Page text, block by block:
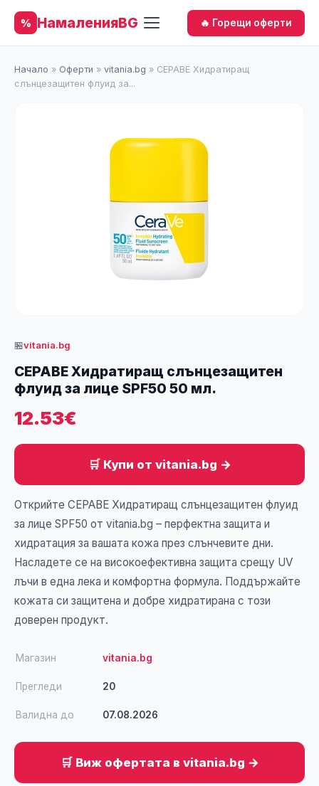
% НамаленияBG 🔥 Горещи оферти
Начало » Оферти » vitania.bg » СЕРАВЕ Хидратиращ
слънцезащитен флуид за...
🏪vitania.bg
СЕРАВЕ Хидратиращ слънцезащитен
флуид за лице SPF50 50 мл.
12.53€
🛒 Купи от vitania.bg →
Открийте СЕРАВЕ Хидратиращ слънцезащитен флуид
за лице SPF50 от vitania.bg – перфектна защита и
хидратация за вашата кожа през слънчевите дни.
Насладете се на високоефективна защита срещу UV
лъчи в една лека и комфортна формула. Поддържайте
кожата си защитена и добре хидратирана с този
доверен продукт.
Магазин vitania.bg
Прегледи 20
Валидна до 07.08.2026
🛒 Виж офертата в vitania.bg →